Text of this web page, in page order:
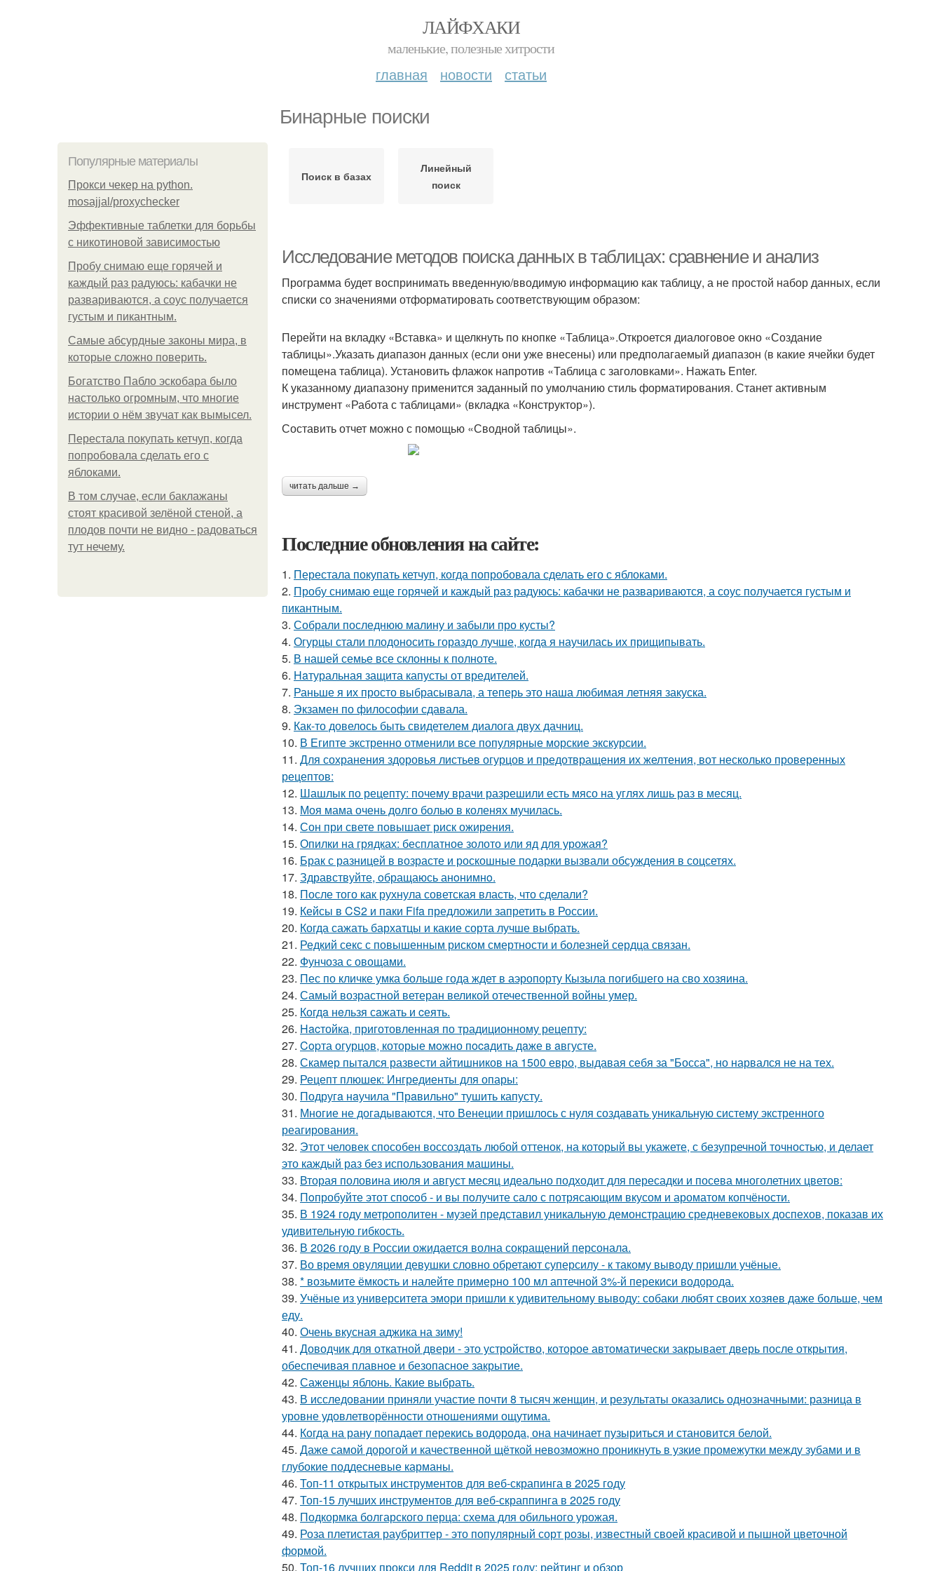
ЛАЙФХАКИ
маленькие, полезные хитрости
главная новости статьи
Бинарные поиски
Популярные материалы
Прокси чекер на python.
mosajjal/proxychecker
Эффективные таблетки для борьбы
с никотиновой зависимостью
Пробу снимаю еще горячей и
каждый раз радуюсь: кабачки не
развариваются, а соус получается
густым и пикантным.
Самые абсурдные законы мира, в
которые сложно поверить.
Богатство Пабло эскобара было
настолько огромным, что многие
истории о нём звучат как вымысел.
Перестала покупать кетчуп, когда
попробовала сделать его с
яблоками.
В том случае, если баклажаны
стоят красивой зелёной стеной, а
плодов почти не видно - радоваться
тут нечему.
Поиск в базах
Линейный
поиск
Исследование методов поиска данных в таблицах: сравнение и анализ
Программа будет воспринимать введенную/вводимую информацию как таблицу, а не простой набор данных, если
списки со значениями отформатировать соответствующим образом:
Перейти на вкладку «Вставка» и щелкнуть по кнопке «Таблица».Откроется диалоговое окно «Создание
таблицы».Указать диапазон данных (если они уже внесены) или предполагаемый диапазон (в какие ячейки будет
помещена таблица). Установить флажок напротив «Таблица с заголовками». Нажать Enter.
К указанному диапазону применится заданный по умолчанию стиль форматирования. Станет активным
инструмент «Работа с таблицами» (вкладка «Конструктор»).
Составить отчет можно с помощью «Сводной таблицы».
читать дальше →
Последние обновления на сайте:
1. Перестала покупать кетчуп, когда попробовала сделать его с яблоками.
2. Пробу снимаю еще горячей и каждый раз радуюсь: кабачки не развариваются, а соус получается густым и
пикантным.
3. Собрали последнюю малину и забыли про кусты?
4. Огурцы стали плодоносить гораздо лучше, когда я научилась их прищипывать.
5. В нашей семье все склонны к полноте.
6. Haтуральная защита капусты от вредителей.
7. Раньше я их просто выбрасывала, а теперь это наша любимая летняя закуска.
8. Экзамен по философии сдавала.
9. Как-то довелось быть свидетелем диалога двух дачниц.
10. В Египте экстренно отменили все популярные морские экскурсии.
11. Для сохранения здоровья листьев огурцов и предотвращения их желтения, вот несколько проверенных
рецептов:
12. Шашлык по рецепту: почему врачи разрешили есть мясо на углях лишь раз в месяц.
13. Моя мама очень долго болью в коленях мучилась.
14. Сон при свете повышает риск ожирения.
15. Опилки на грядках: бесплатное золото или яд для урожая?
16. Брак с разницей в возрасте и роскошные подарки вызвали обсуждения в соцсетях.
17. Здравствуйте, oбращаюсь анoнимнo.
18. После того как рухнула советская власть, что сделали?
19. Кейсы в CS2 и паки Fifa предложили запретить в России.
20. Когда сажать бархатцы и какие сорта лучше выбрать.
21. Редкий секс с повышенным риском смертности и болезней сердца связан.
22. Фунчоза с овощами.
23. Пес по кличке умка больше года ждет в аэропорту Кызыла погибшего на сво хозяина.
24. Самый возрастной ветеран великой отечественной войны умер.
25. Когдa нeльзя сaжать и cеять.
26. Hacтойка, приготовленная по традиционному рецепту:
27. Copта огурцов, которые мoжно пocaдить дaже в aвгусте.
28. Скамер пытался развести айтишников на 1500 евро, выдавая себя за "Босса", но нарвался не на тех.
29. Рецепт плюшек: Ингредиенты для опары:
30. Подругa нaучила "Прaвильно" тушить капусту.
31. Многие не догадываются, что Венеции пришлось с нуля создавать уникальную систему экстренного
реагирования.
32. Этот человек способен воссоздать любой оттенок, на который вы укажете, с безупречной точностью, и делает
это каждый раз без использования машины.
33. Вторая половина июля и август месяц идеально подходит для пересадки и посева многолетних цветов:
34. Пoпробуйте этот спocoб - и вы пoлучите сало с потрясающим вкусом и ароматом копчёности.
35. В 1924 году метрополитен - музей представил уникальную демонстрацию средневековых доспехов, показав их
удивительную гибкость.
36. В 2026 году в России ожидается волна сокращений персонала.
37. Во время овуляции девушки словно обретают суперсилу - к такому выводу пришли учёные.
38. * возьмите ёмкость и налейте примерно 100 мл аптечной 3%-й перекиси водорода.
39. Учёные из университета эмори пришли к удивительному выводу: собаки любят своих хозяев даже больше, чем
еду.
40. Очень вкусная аджика на зиму!
41. Доводчик для откатной двери - это устройство, которое автоматически закрывает дверь после открытия,
обеспечивая плавное и безопасное закрытие.
42. Саженцы яблонь. Какие выбрать.
43. В исследовании приняли участие почти 8 тысяч женщин, и результаты оказались однозначными: разница в
уровне удовлетворённости отношениями ощутима.
44. Когда на рану попадает перекись водорода, она начинает пузыриться и становится белой.
45. Даже самой дорогой и качественной щёткой невозможно проникнуть в узкие промежутки между зубами и в
глубокие поддесневые карманы.
46. Топ-11 открытых инструментов для веб-скрапинга в 2025 году
47. Топ-15 лучших инструментов для веб-скраппинга в 2025 году
48. Подкормка болгарского перца: схема для обильного урожая.
49. Роза плетистая раубриттер - это популярный сорт розы, известный своей красивой и пышной цветочной
формой.
50. Топ-16 лучших прокси для Reddit в 2025 году: рейтинг и обзор